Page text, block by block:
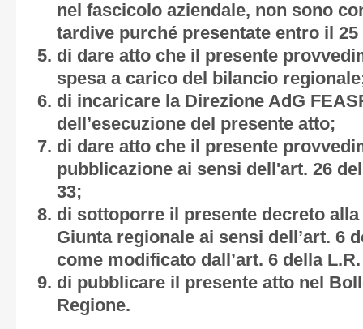
nel fascicolo aziendale, non sono
tardive purché presentate entro il 25
di dare atto che il presente
spesa a carico del bilancio
di incaricare la Direzione AdG
dell’esecuzione del presente atto;
di dare atto che il presente
pubblicazione ai sensi dell'art. 26
33;
di sottoporre il presente decreto
Giunta regionale ai sensi dell’art. 6
come modificato dall’art. 6 della
di pubblicare il presente atto nel
Regione.